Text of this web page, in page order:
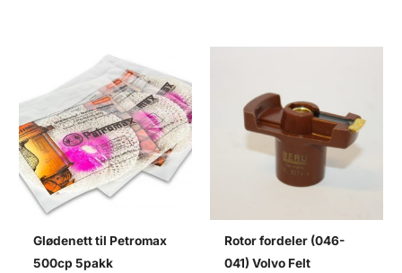
Glødenett til Petromax
500cp 5pakk
Rotor fordeler (046-
041) Volvo Felt